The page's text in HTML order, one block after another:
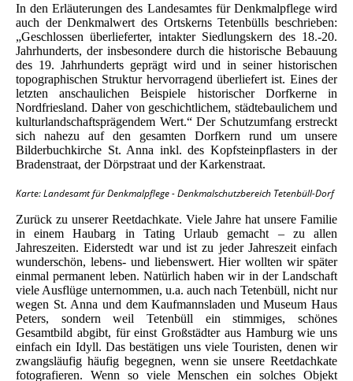
In den Erläuterungen des Landesamtes für Denkmalpflege wird
auch der Denkmalwert des Ortskerns Tetenbülls beschrieben:
„Geschlossen überlieferter, intakter Siedlungskern des 18.-20.
Jahrhunderts, der insbesondere durch die historische Bebauung
des 19. Jahrhunderts geprägt wird und in seiner historischen
topographischen Struktur hervorragend überliefert ist. Eines der
letzten anschaulichen Beispiele historischer Dorfkerne in
Nordfriesland. Daher von geschichtlichem, städtebaulichem und
kulturlandschaftsprägendem Wert.“ Der Schutzumfang erstreckt
sich nahezu auf den gesamten Dorfkern rund um unsere
Bilderbuchkirche St. Anna inkl. des Kopfsteinpflasters in der
Bradenstraat, der Dörpstraat und der Karkenstraat.
Karte: Landesamt für Denkmalpflege - Denkmalschutzbereich Tetenbüll-Dorf
Zurück zu unserer Reetdachkate. Viele Jahre hat unsere Familie
in einem Haubarg in Tating Urlaub gemacht – zu allen
Jahreszeiten. Eiderstedt war und ist zu jeder Jahreszeit einfach
wunderschön, lebens- und liebenswert. Hier wollten wir später
einmal permanent leben. Natürlich haben wir in der Landschaft
viele Ausflüge unternommen, u.a. auch nach Tetenbüll, nicht nur
wegen St. Anna und dem Kaufmannsladen und Museum Haus
Peters, sondern weil Tetenbüll ein stimmiges, schönes
Gesamtbild abgibt, für einst Großstädter aus Hamburg wie uns
einfach ein Idyll. Das bestätigen uns viele Touristen, denen wir
zwangsläufig häufig begegnen, wenn sie unsere Reetdachkate
fotografieren. Wenn so viele Menschen ein solches Objekt